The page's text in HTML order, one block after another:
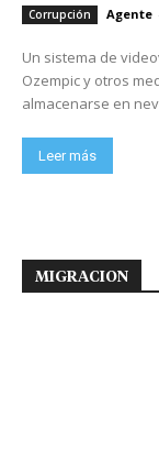
Corrupción Agente
Un sistema de
Ozempic y otros
almacenarse en
Leer más
MIGRACION